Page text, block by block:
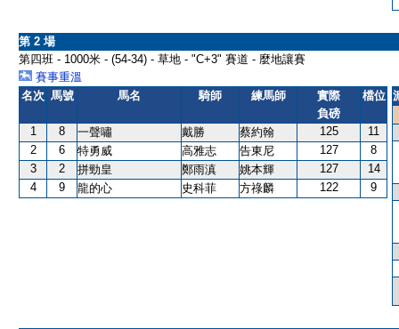
第 2 場
第四班 - 1000米 - (54-34) - 草地 - "C+3" 賽道 - 麼地讓賽
賽事重溫
名次 馬號 馬名 騎師 練馬師
實際
負磅
檔位
1 8 一聲嘯 戴勝 蔡約翰 125
11
2
6 特勇威 高雅志 告東尼 127
8
3
2 拼勁皇 鄭雨滇 姚本輝 127
14
4
9 龍的心 史科菲 方祿麟 122 9